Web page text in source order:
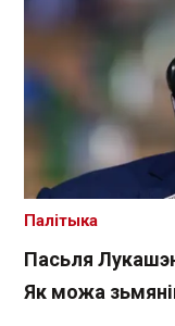
Пасьля
Як можа
Палітыка